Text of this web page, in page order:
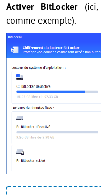
Activer BitLocker(ici,
comme exemple).